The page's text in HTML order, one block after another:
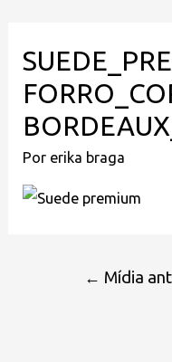
Por erika braga
← Mídia